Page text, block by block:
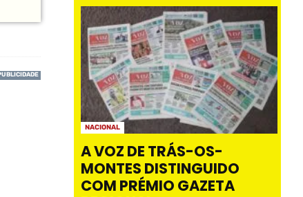
NACIONAL
A VOZ DE TRÁS-OS-
MONTES DISTINGUIDO
COM PRÉMIO GAZETA